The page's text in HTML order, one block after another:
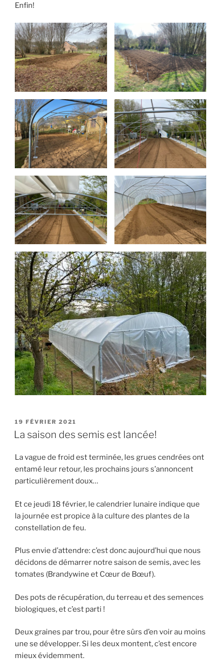
Enfin!
PUBLIÉ
LE
19 FÉVRIER 2021
La saison des semis est lancée!
La vague de froid est terminée, les grues cendrées ont
entamé leur retour, les prochains jours s’annoncent
particulièrement doux…
Et ce jeudi 18 février, le calendrier lunaire indique que
la journée est propice à la culture des plantes de la
constellation de feu.
Plus envie d’attendre: c’est donc aujourd’hui que nous
décidons de démarrer notre saison de semis, avec les
tomates (Brandywine et Cœur de Bœuf).
Des pots de récupération, du terreau et des semences
biologiques, et c’est parti !
Deux graines par trou, pour être sûrs d’en voir au moins
une se développer. Si les deux montent, c’est encore
mieux évidemment.